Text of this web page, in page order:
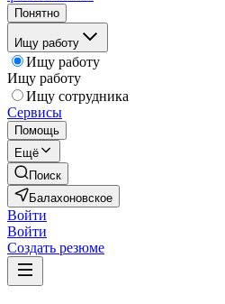
Понятно
Ищу работу
Ищу работу
Ищу работу
Ищу сотрудника
Сервисы
Помощь
Ещё
Поиск
Балахоновское
Войти
Войти
Создать резюме